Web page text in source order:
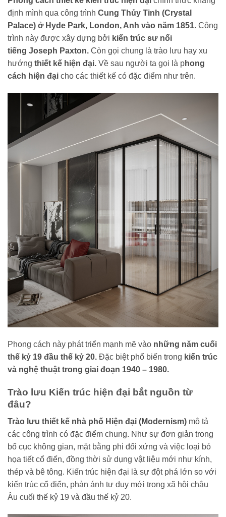
định mình qua công trình Cung Thủy Tinh (Crystal
Palace) ở Hyde Park, London, Anh vào năm 1851. Công
trình này được xây dựng bởi kiến trúc sư nổi
tiếng Joseph Paxton. Còn gọi chung là trào lưu hay xu
hướng thiết kế hiện đại. Về sau người ta gọi là phong
cách hiện đại cho các thiết kế có đặc điểm như trên.
Phong cách này phát triển mạnh mẽ vào những năm cuối
thế kỷ 19 đầu thế kỷ 20. Đặc biệt phổ biến trong kiến trúc
và nghệ thuật trong giai đoạn 1940 – 1980.
Trào lưu Kiến trúc hiện đại bắt nguồn từ
đâu?
Trào lưu thiết kế nhà phố Hiện đại (Modernism) mô tả
các công trình có đặc điểm chung. Như sự đơn giản trong
bố cục không gian, mặt bằng phi đối xứng và việc loại bỏ
họa tiết cổ điển, đồng thời sử dụng vật liệu mới như kính,
thép và bê tông. Kiến trúc hiện đại là sự đột phá lớn so với
kiến trúc cổ điển, phản ánh tư duy mới trong xã hội châu
Âu cuối thế kỷ 19 và đầu thế kỷ 20.